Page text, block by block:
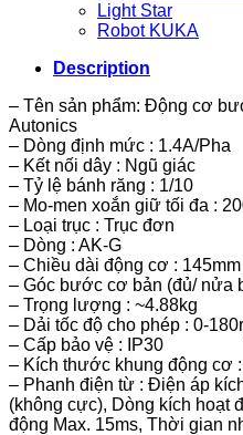
Light Star
Robot KUKA
Description
– Tên sản phẩm: Động cơ
Autonics
– Dòng định mức : 1.4A/Pha
– Kết nối dây : Ngũ giác
– Tỷ lệ bánh răng : 1/10
– Mo-men xoắn giữ tối đa :
– Loại trục : Trục đơn
– Dòng : AK-G
– Chiều dài động cơ : 145mm
– Góc bước cơ bản (đủ/ nửa
– Trọng lượng : ~4.88kg
– Dải tốc độ cho phép : 0-
– Cấp bảo vệ : IP30
– Kích thước khung động cơ
– Phanh điện từ : Điện áp
(không cực), Dòng kích hoạt
động Max. 15ms, Thời gian